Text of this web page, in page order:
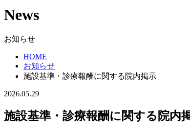
News
お知らせ
HOME
お知らせ
施設基準・診療報酬に関する院内掲示
2026.05.29
施設基準・診療報酬に関する院内